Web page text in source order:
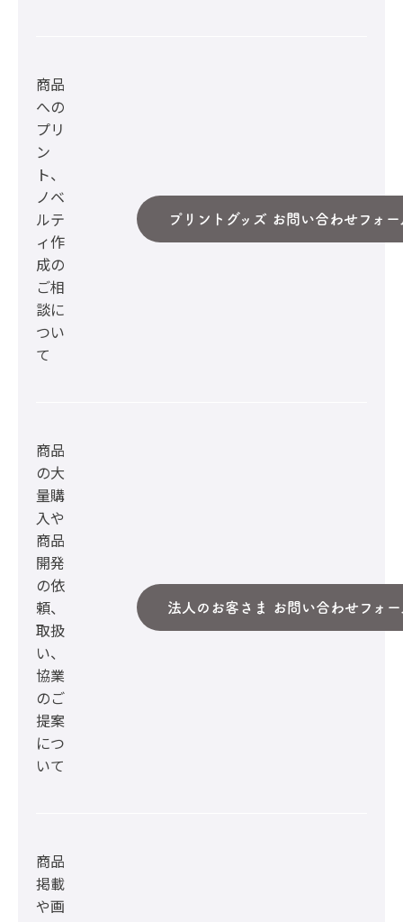
商品
への
プリ
ン
ト、
ノベ
ルテ
ィ作
成の
ご相
談に
つい
て
プリントグッズ お問い合わせフォー
商品
の大
量購
入や
商品
開発
の依
頼、
取扱
い、
協業
のご
提案
につ
いて
法人のお客さま お問い合わせフォー
商品
掲載
や画